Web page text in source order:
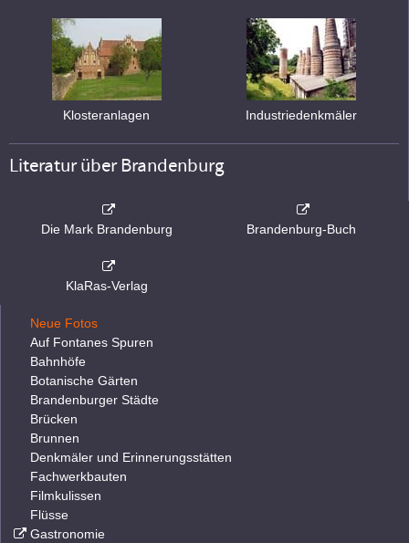
Klosteranlagen Industriedenkmäler
Literatur über Brandenburg
Die Mark Brandenburg Brandenburg-Buch
KlaRas-Verlag
Neue Fotos
Auf Fontanes Spuren
Bahnhöfe
Botanische Gärten
Brandenburger Städte
Brücken
Brunnen
Denkmäler und Erinnerungsstätten
Fachwerkbauten
Filmkulissen
Flüsse
Gastronomie